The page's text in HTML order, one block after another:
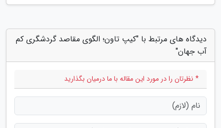
دیدگاه های مرتبط با "کیپ تاون؛ الگوی مقاصد گردشگری کم
آب جهان"
* نظرتان را در مورد این مقاله با ما درمیان بگذارید